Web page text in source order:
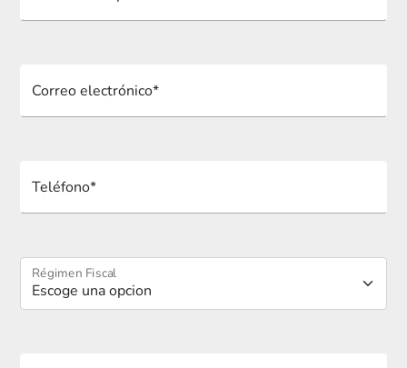
Correo electrónico*
Teléfono*
Régimen Fiscal